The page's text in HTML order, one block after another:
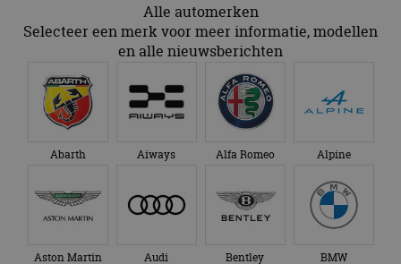
Alle automerken
Selecteer een merk voor meer informatie, modellen
en alle nieuwsberichten
Abarth Aiways Alfa Romeo Alpine
Aston Martin Audi Bentley BMW
te
CookieScriptConsent
CookieScript
4 weken 2
Deze
Cookie-
service om
bezoekers